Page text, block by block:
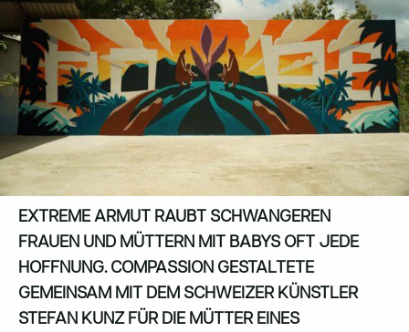
EXTREME ARMUT RAUBT SCHWANGEREN
FRAUEN UND MÜTTERN MIT BABYS OFT JEDE
HOFFNUNG. COMPASSION GESTALTETE
GEMEINSAM MIT DEM SCHWEIZER KÜNSTLER
STEFAN KUNZ FÜR DIE MÜTTER EINES